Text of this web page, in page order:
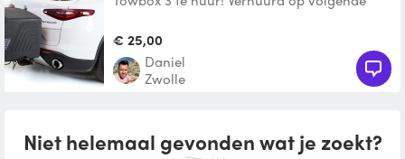
betaald je €25.00
€ 25,00
Daniel
Zwolle
Niet helemaal gevonden wat je zoekt?